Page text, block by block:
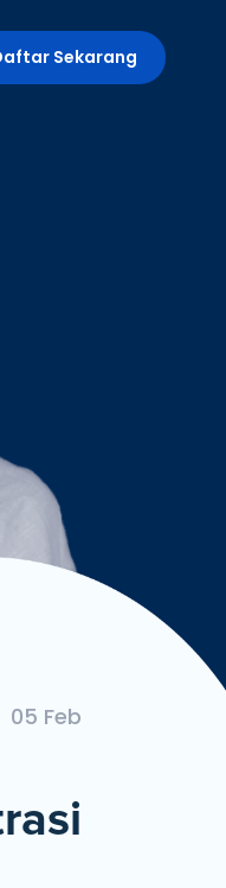
Sekarang
05 Feb